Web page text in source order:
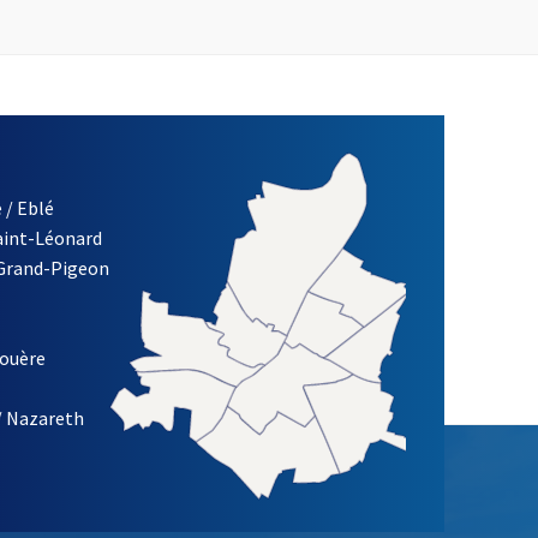
D'INFORMATION DES ASSOCIATIONS DE LA VILLE
/ Eblé
Léonard
Pigeon
Nazareth